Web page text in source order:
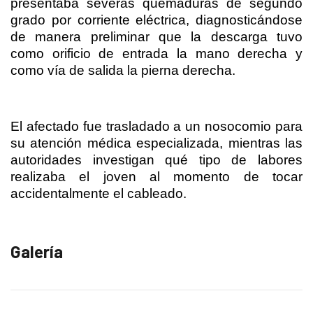
presentaba severas quemaduras de segundo
grado por corriente eléctrica, diagnosticándose
de manera preliminar que la descarga tuvo
como orificio de entrada la mano derecha y
como vía de salida la pierna derecha.
El afectado fue trasladado a un nosocomio para
su atención médica especializada, mientras las
autoridades investigan qué tipo de labores
realizaba el joven al momento de tocar
accidentalmente el cableado.
Galería